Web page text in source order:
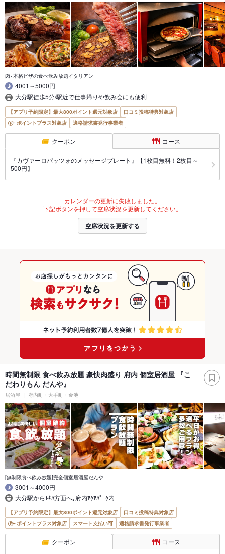
肉×本格ピザの食べ飲み放題イタリアン
4001～5000円
大分駅徒歩5分/駅近で仕事帰りや飲み会にも便利
【アプリ予約限定】最大800ポイント還元対象店
口コミ投稿特典対象店
ポイントプラス対象店
適格請求書発行事業者
クーポン コース
『カヴァーロパッツォのメッセージプレート』【1枚目無料！2枚目～
500円】
カレンダーの更新に失敗しました。
下記ボタンを押して空席状況を更新してください。
空席状況を更新する
時間無制限 食べ飲み放題 豪快肉盛り 府内 個室居酒屋 『こ
だわりもん だんや』
居酒屋 府内町・大手町・金池
[無制限食べ飲み放題]完全個室居酒屋だんや
3001～4000円
大分駅からﾄｷﾊ方面へ｡府内ｱｸｱﾊﾟｰｸ内
【アプリ予約限定】最大800ポイント還元対象店
口コミ投稿特典対象店
ポイントプラス対象店
スマート支払い可 適格請求書発行事業者
クーポン コース